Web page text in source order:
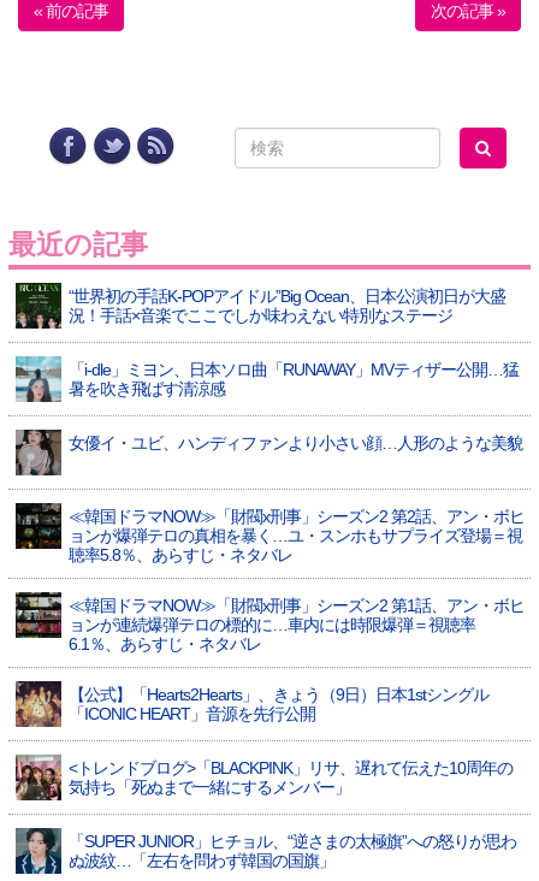
« 前の記事 次の記事 »
最近の記事
“世界初の手話K-POPアイドル”Big Ocean、日本公演初日が大盛
況！手話×音楽でここでしか味わえない特別なステージ
「i-dle」ミヨン、日本ソロ曲「RUNAWAY」MVティザー公開…猛
暑を吹き飛ばす清涼感
女優イ・ユビ、ハンディファンより小さい顔…人形のような美貌
≪韓国ドラマNOW≫「財閥x刑事」シーズン2 第2話、アン・ボヒ
ョンが爆弾テロの真相を暴く…ユ・スンホもサプライズ登場＝視
聴率5.8％、あらすじ・ネタバレ
≪韓国ドラマNOW≫「財閥x刑事」シーズン2 第1話、アン・ボヒ
ョンが連続爆弾テロの標的に…車内には時限爆弾＝視聴率
6.1％、あらすじ・ネタバレ
【公式】「Hearts2Hearts」、きょう（9日）日本1stシングル
「ICONIC HEART」音源を先行公開
<トレンドブログ>「BLACKPINK」リサ、遅れて伝えた10周年の
気持ち「死ぬまで一緒にするメンバー」
「SUPER JUNIOR」ヒチョル、“逆さまの太極旗”への怒りが思わ
ぬ波紋…「左右を問わず韓国の国旗」